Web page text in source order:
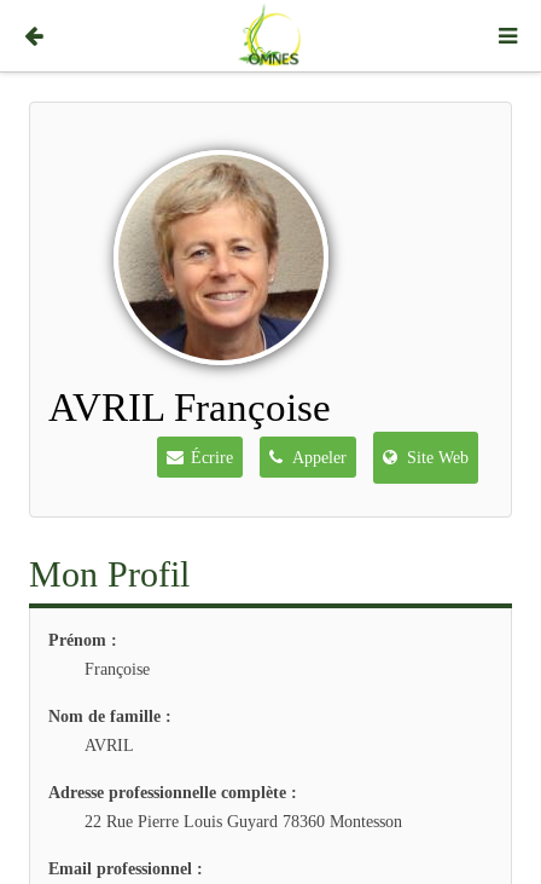
AVRIL Françoise
Écrire Appeler Site Web
Mon Profil
Prénom :
Françoise
Nom de famille :
AVRIL
Adresse professionnelle complète :
22 Rue Pierre Louis Guyard 78360 Montesson
Email professionnel :